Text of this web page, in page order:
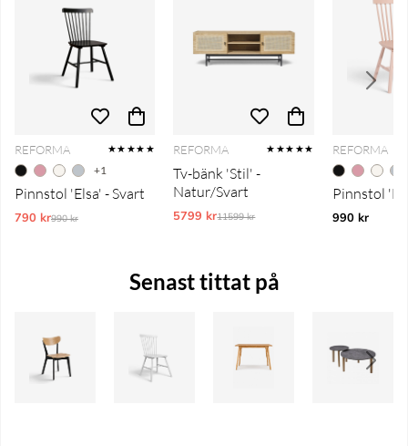
REFORMA ★★★★★
+1
Pinnstol 'Elsa' - Svart
790 krOrdinarie pris:
990 kr
REFORMA ★★★★★
Tv-bänk 'Stil' -
Natur/Svart
5799 krOrdinarie pris:
11599 kr
REFORMA
Pinnstol
990 kr
Senast tittat på